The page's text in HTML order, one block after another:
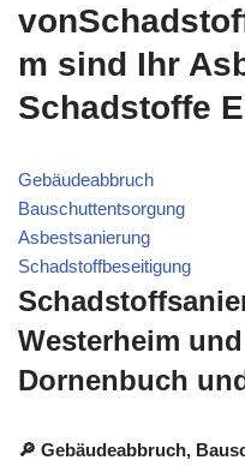
m sind Ihr
Schadstoffe
Gebäudeabbruch
Bauschuttentsorgung
Asbestsanierung
Schadstoffbeseitigung
Westerheim
Dornenbuch
🔎 Gebäudeabbruch,